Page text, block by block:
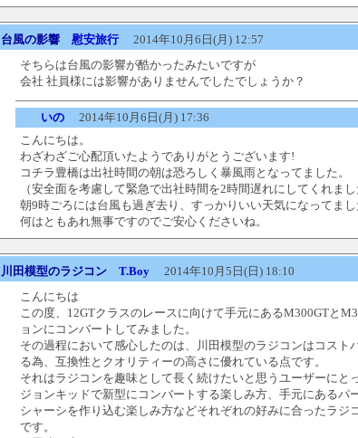
台風の影響 慰安旅行 2014年10月6日(月) 12:57
そちらは台風の影響が酷かったみたいですが
会社 社員様には影響がありませんでしたでしょうか？
いの 2014年10月6日(月) 17:36
こんにちは。
わざわざご心配頂いたようでありがとうございます!
コチラ豊橋は出社時間の朝は恐ろしく暴風雨となってました。
（安全面を考慮して緊急で出社時間を2時間遅れにしてくれまし
朝9時ごろには台風も過ぎ去り、すっかりいい天気になってまし
何はともあれ無事ですのでご安心くださいね。
川田模型のラジコン T.Boy 2014年10月5日(日) 18:10
こんにちは
この度、12GTクラスのレースに向けて手元にあるM300GTと
ョンにコンバートしてみました。
その過程において感心したのは、川田模型のラジコンはコスト
る為、互換性とクオリティーの高さに優れている点です。
それはラジコンを趣味として長く続けたいと思うユーザーにと
ジョンキッドで新型にコンバートする楽しみ方、手元にあるパ
シャーシを作り込む楽しみ方などそれぞれの好みに合ったラジ
です。